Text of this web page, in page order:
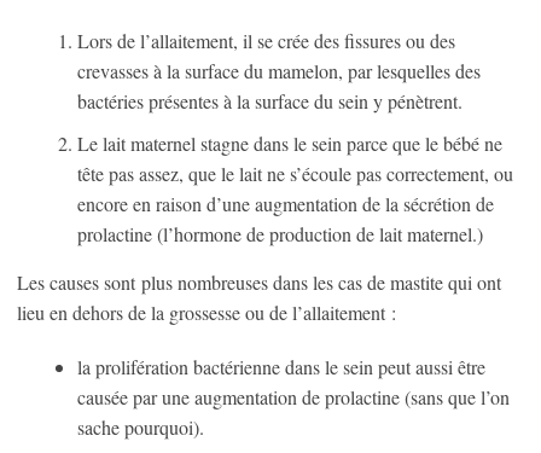
Lors de l’allaitement, il se crée des fissures ou des
crevasses à la surface du mamelon, par lesquelles des
bactéries présentes à la surface du sein y pénètrent.
Le lait maternel stagne dans le sein parce que le bébé ne
tête pas assez, que le lait ne s’écoule pas correctement, ou
encore en raison d’une augmentation de la sécrétion de
prolactine (l’hormone de production de lait maternel.)
Les causes sont plus nombreuses dans les cas de mastite qui ont
lieu en dehors de la grossesse ou de l’allaitement :
la prolifération bactérienne dans le sein peut aussi être
causée par une augmentation de prolactine (sans que l’on
sache pourquoi).